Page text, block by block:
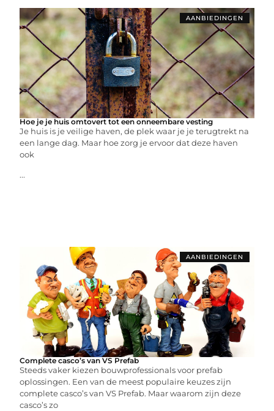
AANBIEDINGEN
Hoe je je huis omtovert tot een onneembare vesting
Je huis is je veilige haven, de plek waar je je terugtrekt na
een lange dag. Maar hoe zorg je ervoor dat deze haven
ook
...
AANBIEDINGEN
Complete casco’s van VS Prefab
Steeds vaker kiezen bouwprofessionals voor prefab
oplossingen. Een van de meest populaire keuzes zijn
complete casco’s van VS Prefab. Maar waarom zijn deze
casco’s zo